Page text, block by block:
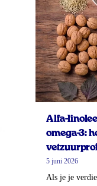
Alfa-
omega-3:
5 juni 2026
Als je je